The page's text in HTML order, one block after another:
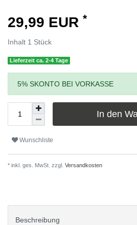
29,99 EUR *
Inhalt 1 Stück
Lieferzeit ca. 2-4 Tage
5% SKONTO BEI VORKASSE
In den
Wunschliste
* inkl. ges. MwSt. zzgl. Versandkosten
Beschreibung